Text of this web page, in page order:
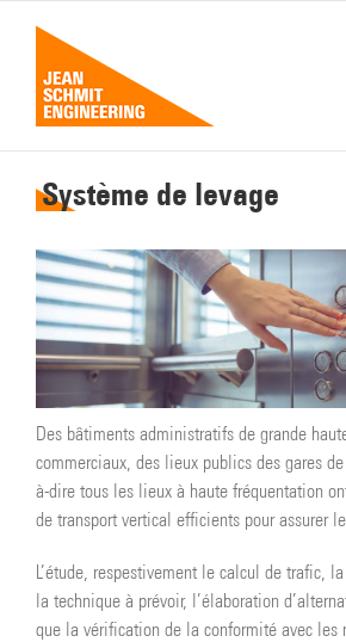
contenu
Système de levage
Des bâtiments administratifs de grande
commerciaux, des lieux publics des gares
à-dire tous les lieux à haute fréquentation
de transport vertical efficients pour assurer
L’étude, respestivement le calcul de trafic,
la technique à prévoir, l’élaboration
que la vérification de la conformité avec les